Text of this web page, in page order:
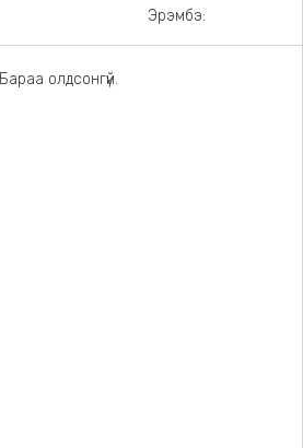
Эрэмбэ:
Бараа олдсонгүй.